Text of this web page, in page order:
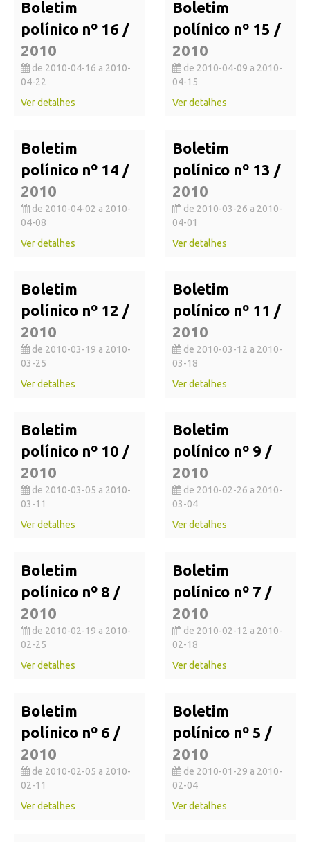
Boletim
polínico nº 16 /
2010
de 2010-04-16 a 2010-
04-22
Ver detalhes
Boletim
polínico nº 15 /
2010
de 2010-04-09 a 2010-
04-15
Ver detalhes
Boletim
polínico nº 14 /
2010
de 2010-04-02 a 2010-
04-08
Ver detalhes
Boletim
polínico nº 13 /
2010
de 2010-03-26 a 2010-
04-01
Ver detalhes
Boletim
polínico nº 12 /
2010
de 2010-03-19 a 2010-
03-25
Ver detalhes
Boletim
polínico nº 11 /
2010
de 2010-03-12 a 2010-
03-18
Ver detalhes
Boletim
polínico nº 10 /
2010
de 2010-03-05 a 2010-
03-11
Ver detalhes
Boletim
polínico nº 9 /
2010
de 2010-02-26 a 2010-
03-04
Ver detalhes
Boletim
polínico nº 8 /
2010
de 2010-02-19 a 2010-
02-25
Ver detalhes
Boletim
polínico nº 7 /
2010
de 2010-02-12 a 2010-
02-18
Ver detalhes
Boletim
polínico nº 6 /
2010
de 2010-02-05 a 2010-
02-11
Ver detalhes
Boletim
polínico nº 5 /
2010
de 2010-01-29 a 2010-
02-04
Ver detalhes